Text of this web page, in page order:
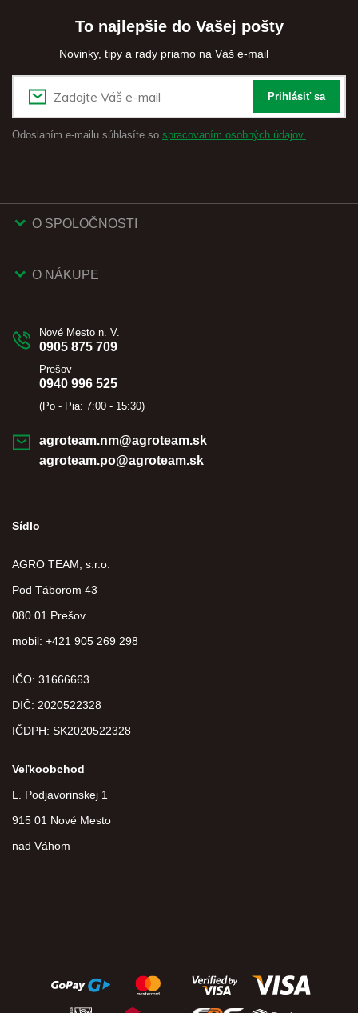
To najlepšie do Vašej pošty
Novinky, tipy a rady priamo na Váš e-mail
Prihlásiť sa
Odoslaním e-mailu súhlasíte so spracovaním osobných údajov.
O SPOLOČNOSTI
O NÁKUPE
Nové Mesto n. V.
0905 875 709
Prešov
0940 996 525
(Po - Pia: 7:00 - 15:30)
agroteam.nm@agroteam.sk
agroteam.po@agroteam.sk
Sídlo
AGRO TEAM, s.r.o.
Pod Táborom 43
080 01 Prešov
mobil: +421 905 269 298
IČO: 31666663
DIČ: 2020522328
IČDPH: SK2020522328
Veľkoobchod
L. Podjavorinskej 1
915 01 Nové Mesto
nad Váhom